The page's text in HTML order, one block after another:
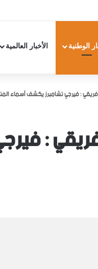
الوطنية الأخبار العالمية
: فيرجي تشامبرز يكشف أسماء
: